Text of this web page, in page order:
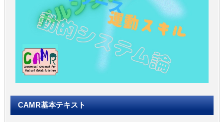
CAMR基本テキスト